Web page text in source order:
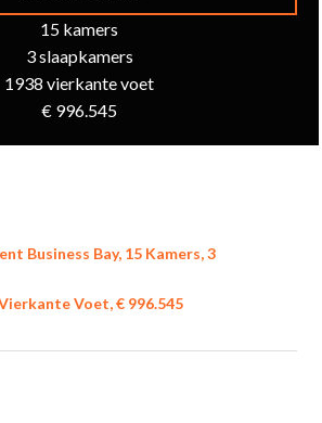
15 kamers
3 slaapkamers
1938 vierkante voet
€ 996.545
Business Bay, 15 Kamers, 3
Voet, € 996.545